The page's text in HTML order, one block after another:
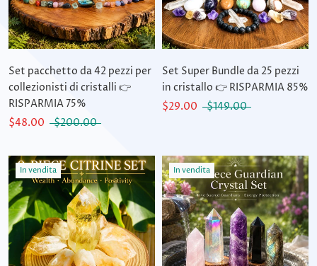
Set pacchetto da 42 pezzi per
collezionisti di cristalli 👉
RISPARMIA 75%
$48.00
$200.00
Set Super Bundle da 25 pezzi
in cristallo 👉 RISPARMIA 85%
$29.00
$149.00
In vendita In vendita